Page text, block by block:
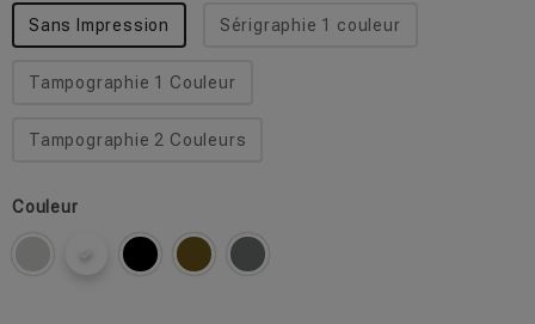
Sans Impression Sérigraphie 1 couleur
Tampographie 1 Couleur
Tampographie 2 Couleurs
Couleur